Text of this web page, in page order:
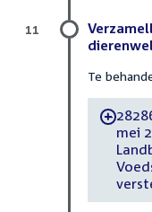
Te
-
mei
11